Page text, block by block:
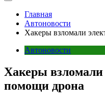
Главная
Автоновости
Хакеры взломали
Автоновости
Хакеры взломали
помощи дрона